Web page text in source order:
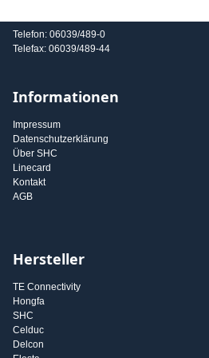
Telefon: 06039/489-0
Telefax: 06039/489-44
Informationen
Impressum
Datenschutzerklärung
Über SHC
Linecard
Kontakt
AGB
Hersteller
TE Connectivity
Hongfa
SHC
Celduc
Delcon